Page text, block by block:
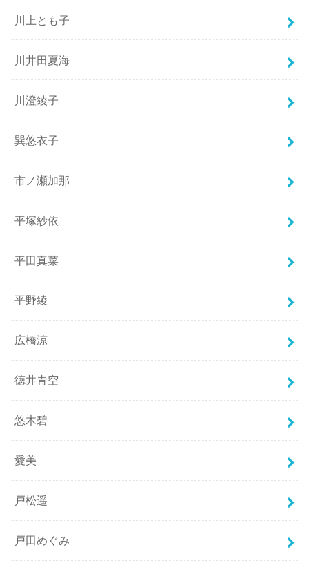
川上とも子
川井田夏海
川澄綾子
巽悠衣子
市ノ瀬加那
平塚紗依
平田真菜
平野綾
広橋涼
徳井青空
悠木碧
愛美
戸松遥
戸田めぐみ